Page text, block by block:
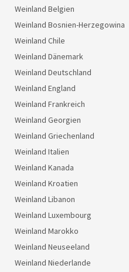
Weinland Belgien
Weinland Bosnien-Herzegowina
Weinland Chile
Weinland Dänemark
Weinland Deutschland
Weinland England
Weinland Frankreich
Weinland Georgien
Weinland Griechenland
Weinland Italien
Weinland Kanada
Weinland Kroatien
Weinland Libanon
Weinland Luxembourg
Weinland Marokko
Weinland Neuseeland
Weinland Niederlande